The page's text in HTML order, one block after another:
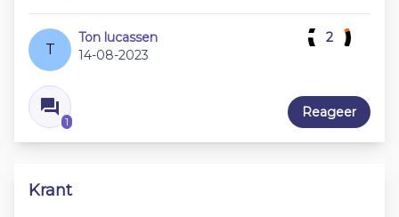
T
Ton lucassen
14-08-2023
1
2
Reageer
Krant